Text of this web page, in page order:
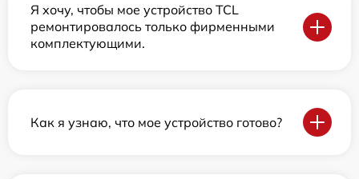
Я хочу, чтобы мое устройство TCL
ремонтировалось только фирменными
комплектующими.
Как я узнаю, что мое устройство готово?